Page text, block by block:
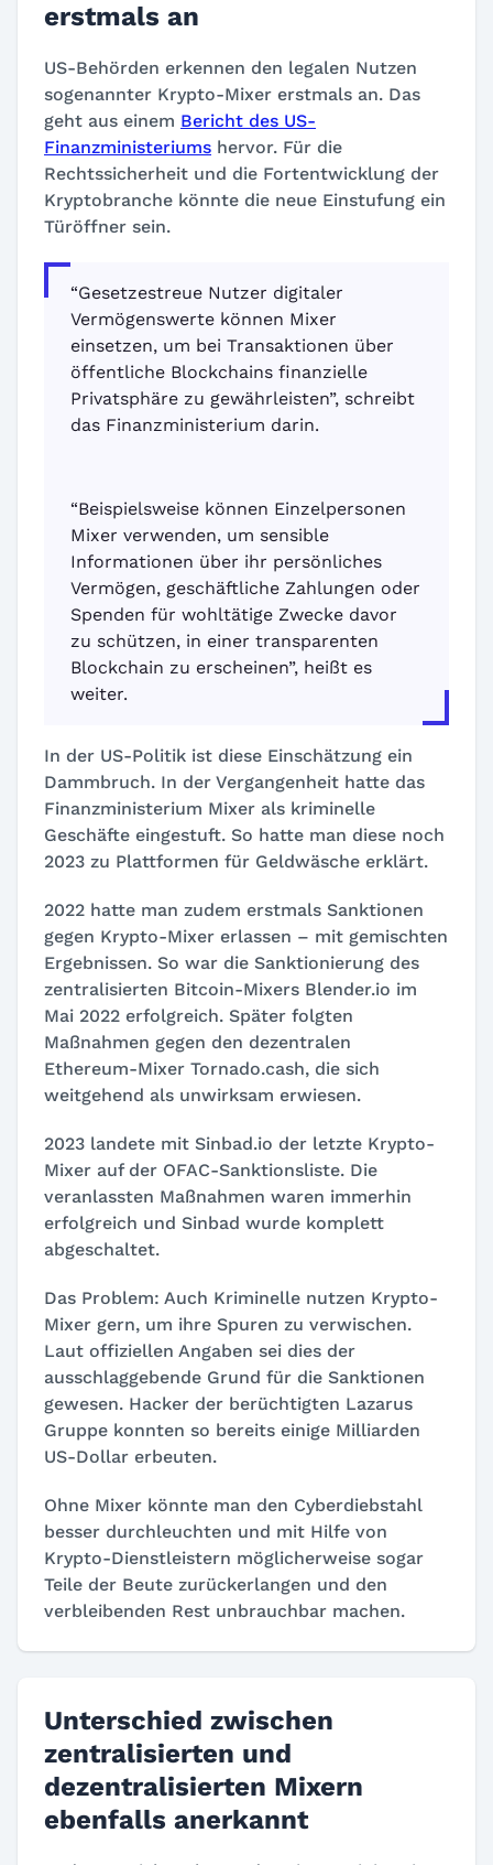
erstmals an
US-Behörden erkennen den legalen Nutzen
sogenannter Krypto-Mixer erstmals an. Das
geht aus einem Bericht des US-
Finanzministeriums hervor. Für die
Rechtssicherheit und die Fortentwicklung der
Kryptobranche könnte die neue Einstufung ein
Türöffner sein.
“Gesetzestreue Nutzer digitaler
Vermögenswerte können Mixer
einsetzen, um bei Transaktionen über
öffentliche Blockchains finanzielle
Privatsphäre zu gewährleisten”, schreibt
das Finanzministerium darin.
“Beispielsweise können Einzelpersonen
Mixer verwenden, um sensible
Informationen über ihr persönliches
Vermögen, geschäftliche Zahlungen oder
Spenden für wohltätige Zwecke davor
zu schützen, in einer transparenten
Blockchain zu erscheinen”, heißt es
weiter.
In der US-Politik ist diese Einschätzung ein
Dammbruch. In der Vergangenheit hatte das
Finanzministerium Mixer als kriminelle
Geschäfte eingestuft. So hatte man diese noch
2023 zu Plattformen für Geldwäsche erklärt.
2022 hatte man zudem erstmals Sanktionen
gegen Krypto-Mixer erlassen – mit gemischten
Ergebnissen. So war die Sanktionierung des
zentralisierten Bitcoin-Mixers Blender.io im
Mai 2022 erfolgreich. Später folgten
Maßnahmen gegen den dezentralen
Ethereum-Mixer Tornado.cash, die sich
weitgehend als unwirksam erwiesen.
2023 landete mit Sinbad.io der letzte Krypto-
Mixer auf der OFAC-Sanktionsliste. Die
veranlassten Maßnahmen waren immerhin
erfolgreich und Sinbad wurde komplett
abgeschaltet.
Das Problem: Auch Kriminelle nutzen Krypto-
Mixer gern, um ihre Spuren zu verwischen.
Laut offiziellen Angaben sei dies der
ausschlaggebende Grund für die Sanktionen
gewesen. Hacker der berüchtigten Lazarus
Gruppe konnten so bereits einige Milliarden
US-Dollar erbeuten.
Ohne Mixer könnte man den Cyberdiebstahl
besser durchleuchten und mit Hilfe von
Krypto-Dienstleistern möglicherweise sogar
Teile der Beute zurückerlangen und den
verbleibenden Rest unbrauchbar machen.
Unterschied zwischen
zentralisierten und
dezentralisierten Mixern
ebenfalls anerkannt